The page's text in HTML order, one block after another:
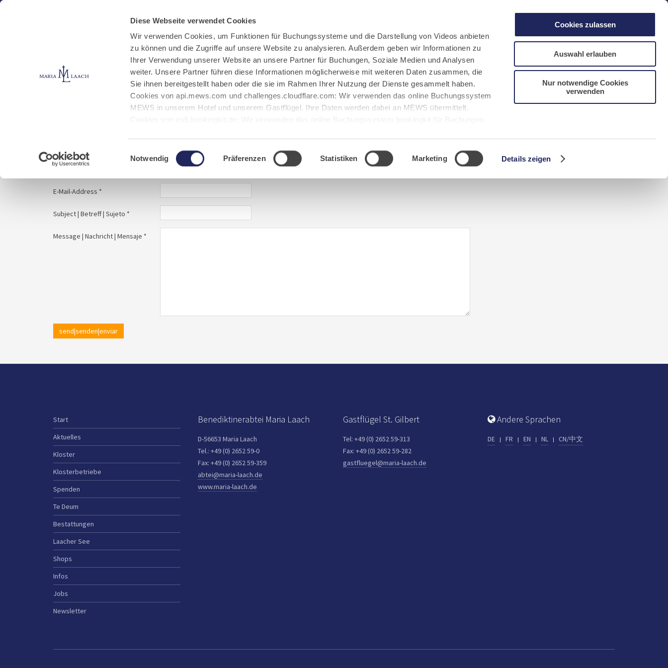
Diese Webseite verwendet Cookies
Wir verwenden Cookies, um Funktionen für Buchungssysteme und die Darstellung von Videos anbieten
zu können und die Zugriffe auf unsere Website zu analysieren. Außerdem geben wir Informationen zu
Ihrer Verwendung unserer Website an unsere Partner für Buchungen, Soziale Medien und Analysen
weiter. Unsere Partner führen diese Informationen möglicherweise mit weiteren Daten zusammen, die
Sie ihnen bereitgestellt haben oder die sie im Rahmen Ihrer Nutzung der Dienste gesammelt haben.
Cookies von api.mews.com und challenges.cloudflare.com: Wir verwenden das online Buchungssystem
MEWS in unserem Hotel und unserem Gastflügel. Ihre Daten werden dabei an MEWS übermittelt.
Einwilligungsauswahl
Notwendig Präferenzen Statistiken Marketing Details zeigen
Cookies zulassen
Auswahl erlauben
Nur notwendige Cookies
verwenden
Kloster Klosterbetriebe Spenden Infos
E-Mail schreiben
NL CN/中文
E-Mail schreiben
Your message to | Ihre Nachricht an | Tu mensaje: abtei@maria[...].de
* required information | erforderliche Informationen | Información requerida
Name | Nombre *
E-Mail-Address *
Subject | Betreff | Sujeto *
Message | Nachricht | Mensaje *
send|senden|enviar
Start
Aktuelles
Kloster
Klosterbetriebe
Spenden
Te Deum
Bestattungen
Laacher See
Shops
Infos
Jobs
Newsletter
Benediktinerabtei Maria Laach
D-56653 Maria Laach
Tel.: +49 (0) 2652 59-0
Fax: +49 (0) 2652 59-359
abtei@maria-laach.de
www.maria-laach.de
Gastflügel St. Gilbert
Tel: +49 (0) 2652 59-313
Fax: +49 (0) 2652 59-282
gastfluegel@maria-laach.de
Andere Sprachen
DE FR EN NL CN/中文